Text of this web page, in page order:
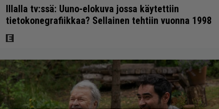
Illalla tv:ssä: Uuno-elokuva jossa käytettiin
tietokonegrafiikkaa? Sellainen tehtiin vuonna 1998